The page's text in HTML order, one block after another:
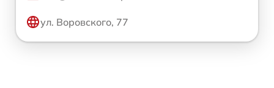
ул. Воровского, 77